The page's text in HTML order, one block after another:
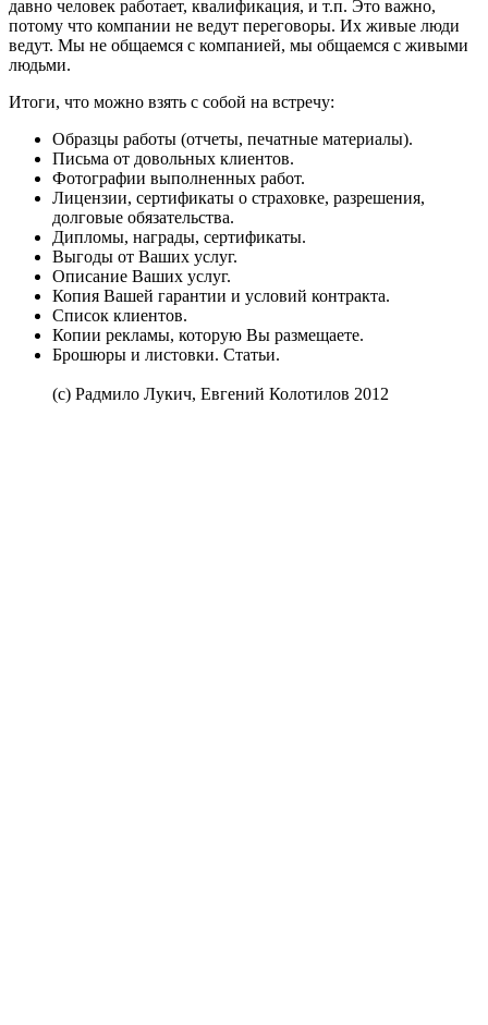
давно человек работает, квалификация, и т.п. Это важно,
потому что компании не ведут переговоры. Их живые люди
ведут. Мы не общаемся с компанией, мы общаемся с живыми
людьми.
Итоги, что можно взять с собой на встречу:
Образцы работы (отчеты, печатные материалы).
Письма от довольных клиентов.
Фотографии выполненных работ.
Лицензии, сертификаты о страховке, разрешения,
долговые обязательства.
Дипломы, награды, сертификаты.
Выгоды от Ваших услуг.
Описание Ваших услуг.
Копия Вашей гарантии и условий контракта.
Список клиентов.
Копии рекламы, которую Вы размещаете.
Брошюры и листовки. Статьи.
(с) Радмило Лукич, Евгений Колотилов 2012